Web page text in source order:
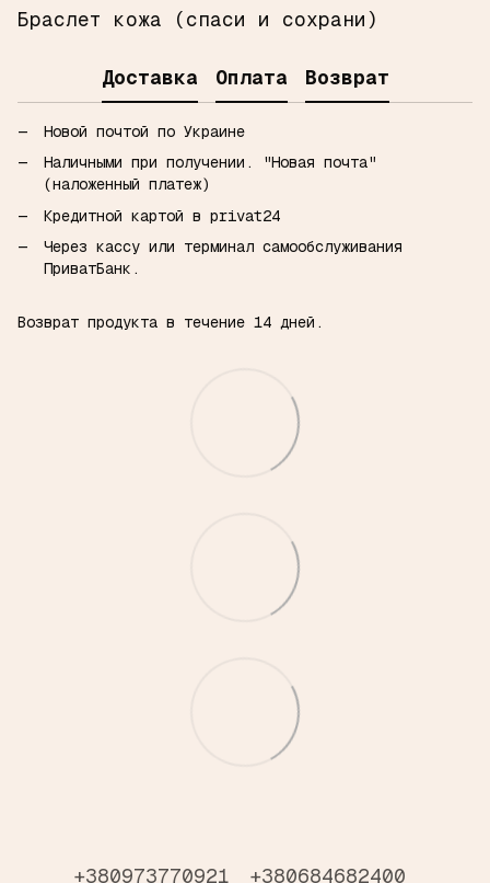
Браслет кожа (спаси и сохрани)
Доставка Оплата Возврат
Новой почтой по Украине
Наличными при получении.
"Новая почта"
(наложенный платеж)
Кредитной картой в privat24
Через кассу или терминал самообслуживания
ПриватБанк.
Возврат продукта в течение 14 дней.
+380973770921 +380684682400